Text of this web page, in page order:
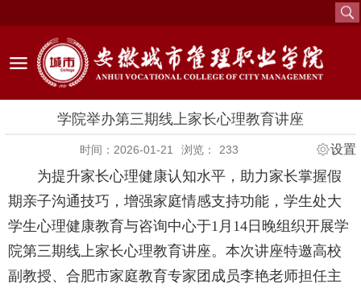
学院举办第三期线上家长心理教育讲座
时间：2026-01-21 浏览： 233 设置
为提升家长心理健康认知水平，助力家长掌握假
期亲子沟通技巧，增强家庭情感支持功能，学生处大
学生心理健康教育与咨询中心于1月14日晚组织开展学
院第三期线上家长心理教育讲座。本次讲座特邀高校
副教授、合肥市家庭教育专家团成员李艳老师担任主